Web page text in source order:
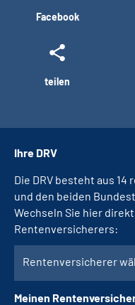
Facebook
teilen
Ihre DRV
Die DRV besteht aus
und den beiden
Wechseln Sie hier
Rentenversicherers:
Rentenversicherer
Meinen